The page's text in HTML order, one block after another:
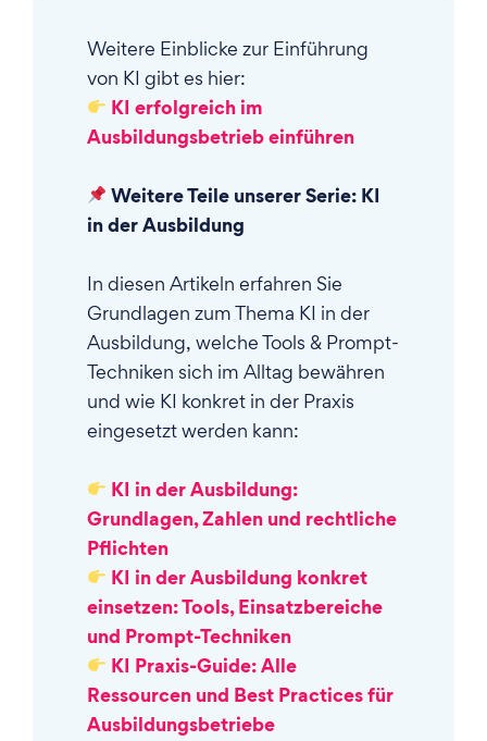
Weitere Einblicke zur Einführung
von KI gibt es hier:
KI erfolgreich im
Ausbildungsbetrieb einführen
Weitere Teile unserer Serie: KI
in der Ausbildung
In diesen Artikeln erfahren Sie
Grundlagen zum Thema KI in der
Ausbildung, welche Tools & Prompt-
Techniken sich im Alltag bewähren
und wie KI konkret in der Praxis
eingesetzt werden kann:
KI in der Ausbildung:
Grundlagen, Zahlen und rechtliche
Pflichten
KI in der Ausbildung konkret
einsetzen: Tools, Einsatzbereiche
und Prompt-Techniken
KI Praxis-Guide: Alle
Ressourcen und Best Practices für
Ausbildungsbetriebe